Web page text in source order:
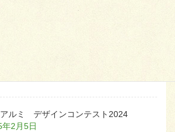
ルミ デザインコンテスト2024
2月5日